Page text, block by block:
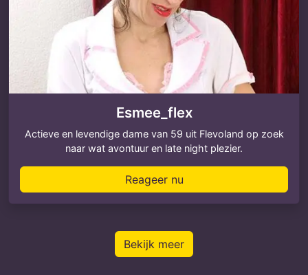
Esmee_flex
Actieve en levendige dame van 59 uit Flevoland op zoek
naar wat avontuur en late night plezier.
Reageer nu
Bekijk meer